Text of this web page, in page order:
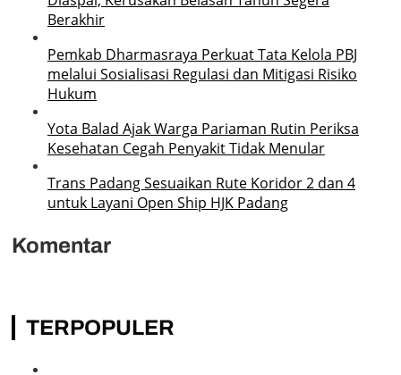
Berakhir
Pemkab Dharmasraya Perkuat Tata Kelola PBJ
melalui Sosialisasi Regulasi dan Mitigasi Risiko
Hukum
Yota Balad Ajak Warga Pariaman Rutin Periksa
Kesehatan Cegah Penyakit Tidak Menular
Trans Padang Sesuaikan Rute Koridor 2 dan 4
untuk Layani Open Ship HJK Padang
Komentar
TERPOPULER